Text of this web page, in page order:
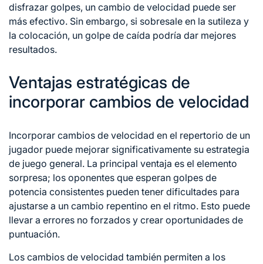
disfrazar golpes, un cambio de velocidad puede ser
más efectivo. Sin embargo, si sobresale en la sutileza y
la colocación, un golpe de caída podría dar mejores
resultados.
Ventajas estratégicas de
incorporar cambios de velocidad
Incorporar cambios de velocidad en el repertorio de un
jugador puede mejorar significativamente su estrategia
de juego general. La principal ventaja es el elemento
sorpresa; los oponentes que esperan golpes de
potencia consistentes pueden tener dificultades para
ajustarse a un cambio repentino en el ritmo. Esto puede
llevar a errores no forzados y crear oportunidades de
puntuación.
Los cambios de velocidad también permiten a los